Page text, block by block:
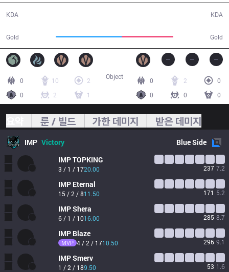
KDA
Gold Gold
KDA
0 10
2
0
2 1
0 2
0
0
0 0
Object
룬 / 빌드 가한 데미지 받은 데미지
IMP Victory BlueSide
IMPTOPKING
3 / 1 / 1720.00 237 7.2
IMP Eternal
15 / 2 / 811.50 171 5.2
IMPShera
6 / 1 / 1016.00 285 8.7
IMP Blaze
MVP 4 / 2 / 1710.50 296 9.1
IMPSmerv
1 / 2 / 189.50 53 1.6